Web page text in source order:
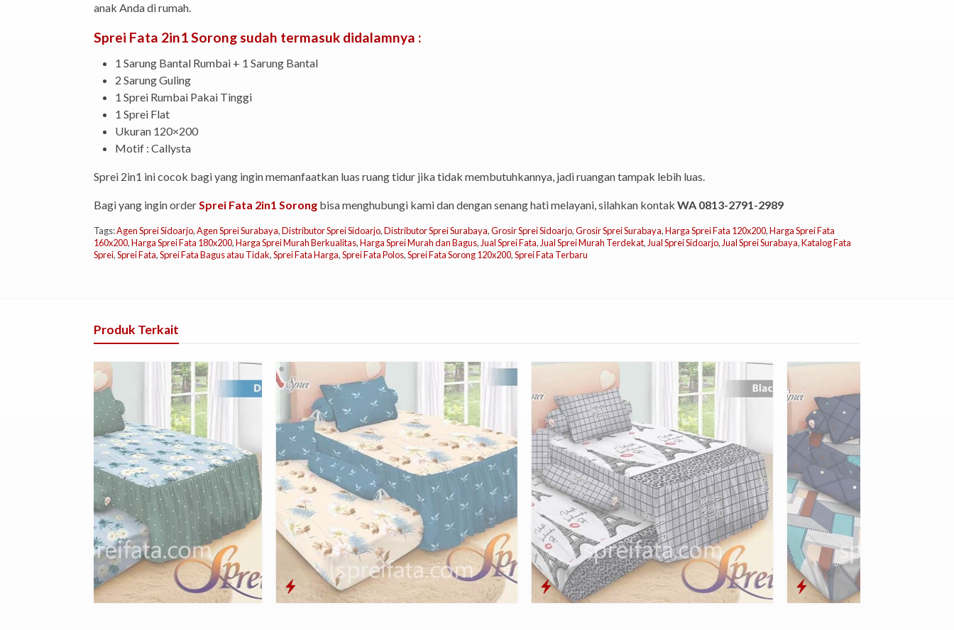
anak Anda di rumah.
Sprei Fata 2in1 Sorong sudah termasuk didalamnya :
1 Sarung Bantal Rumbai + 1 Sarung Bantal
2 Sarung Guling
1 Sprei Rumbai Pakai Tinggi
1 Sprei Flat
Ukuran 120×200
Motif : Callysta
Sprei 2in1 ini cocok bagi yang ingin memanfaatkan luas ruang tidur jika tidak membutuhkannya, jadi ruangan tampak lebih luas.
Bagi yang ingin orderSprei Fata 2in1 Sorong bisa menghubungi kami dan dengan senang hati melayani, silahkan kontak WA 0813-2791-2989
Tags:Agen Sprei Sidoarjo,Agen Sprei Surabaya,Distributor Sprei Sidoarjo,Distributor Sprei Surabaya,Grosir Sprei Sidoarjo,Grosir Sprei Surabaya,Harga Sprei Fata 120x200,Harga Sprei Fata
160x200,Harga Sprei Fata 180x200,Harga Sprei Murah Berkualitas,Harga Sprei Murah dan Bagus, Jual Sprei Fata, Jual Sprei Murah Terdekat, Jual Sprei Sidoarjo, Jual Sprei Surabaya,Katalog Fata
Sprei,Sprei Fata,Sprei Fata Bagus atau Tidak,Sprei Fata Harga,Sprei Fata Polos,Sprei Fata Sorong 120x200,Sprei Fata Terbaru
Produk Terkait